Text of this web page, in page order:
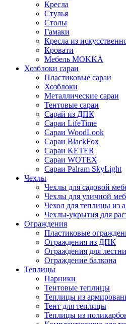
Кресла
Стулья
Столы
Гамаки
Кресла из
Кровати
Мебель MOKKA
Хозблоки сараи
Пластиковые сараи
Хозблоки
Металлические сараи
Тентовые сараи
Сарай из ДПК
Cараи LifeTime
Cараи WoodLook
Сараи BlackFox
Сараи KETER
Сараи WOTEX
Сараи Palram SkyLight
Чехлы
Чехлы для садовой
Чехлы для уличной
Чехол для теплицы из
Чехлы-укрытия для
Ограждения
Пластиковые
Ограждения из ДПК
Ограждения для
Ограждение балкона
Теплицы
Парники
Тентовые теплицы
Теплицы из
Тент для теплицы
Теплицы из